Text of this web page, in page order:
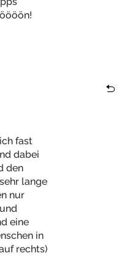
fast
dabei
den
lange
nur
eine
in
rechts)